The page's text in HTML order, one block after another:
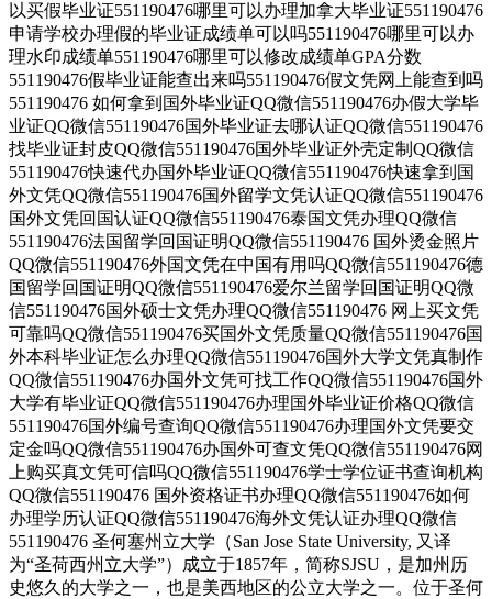
以买假毕业证551190476哪里可以办理加拿大毕业证551190476
申请学校办理假的毕业证成绩单可以吗551190476哪里可以办
理水印成绩单551190476哪里可以修改成绩单GPA分数
551190476假毕业证能查出来吗551190476假文凭网上能查到吗
551190476 如何拿到国外毕业证QQ微信551190476办假大学毕
业证QQ微信551190476国外毕业证去哪认证QQ微信551190476
找毕业证封皮QQ微信551190476国外毕业证外壳定制QQ微信
551190476快速代办国外毕业证QQ微信551190476快速拿到国
外文凭QQ微信551190476国外留学文凭认证QQ微信551190476
国外文凭回国认证QQ微信551190476泰国文凭办理QQ微信
551190476法国留学回国证明QQ微信551190476 国外烫金照片
QQ微信551190476外国文凭在中国有用吗QQ微信551190476德
国留学回国证明QQ微信551190476爱尔兰留学回国证明QQ微
信551190476国外硕士文凭办理QQ微信551190476 网上买文凭
可靠吗QQ微信551190476买国外文凭质量QQ微信551190476国
外本科毕业证怎么办理QQ微信551190476国外大学文凭真制作
QQ微信551190476办国外文凭可找工作QQ微信551190476国外
大学有毕业证QQ微信551190476办理国外毕业证价格QQ微信
551190476国外编号查询QQ微信551190476办理国外文凭要交
定金吗QQ微信551190476办国外可查文凭QQ微信551190476网
上购买真文凭可信吗QQ微信551190476学士学位证书查询机构
QQ微信551190476 国外资格证书办理QQ微信551190476如何
办理学历认证QQ微信551190476海外文凭认证办理QQ微信
551190476 圣何塞州立大学（San Jose State University, 又译
为“圣荷西州立大学”）成立于1857年，简称SJSU，是加州历
史悠久的大学之一，也是美西地区的公立大学之一。位于圣何